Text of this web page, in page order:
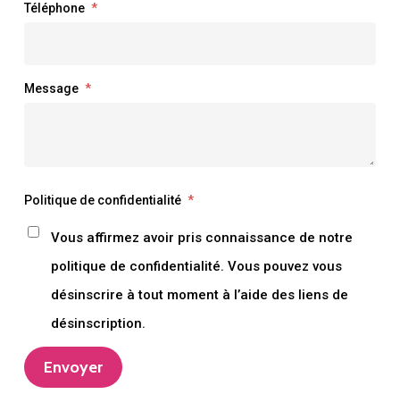
Téléphone *
Message *
Politique de confidentialité *
Vous affirmez avoir pris connaissance de notre
politique de confidentialité. Vous pouvez vous
désinscrire à tout moment à l’aide des liens de
désinscription.
Envoyer